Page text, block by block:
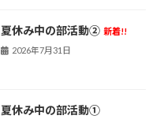
夏休み中の部活動② 新着!!
2026年7月31日
夏休み中の部活動①